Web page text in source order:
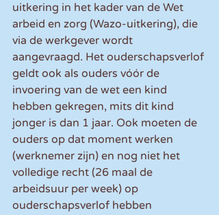
uitkering in het kader van de Wet
arbeid en zorg (Wazo-uitkering), die
via de werkgever wordt
aangevraagd. Het ouderschapsverlof
geldt ook als ouders vóór de
invoering van de wet een kind
hebben gekregen, mits dit kind
jonger is dan 1 jaar. Ook moeten de
ouders op dat moment werken
(werknemer zijn) en nog niet het
volledige recht (26 maal de
arbeidsuur per week) op
ouderschapsverlof hebben